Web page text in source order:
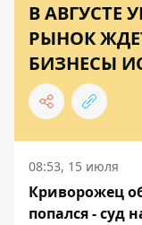
В АВГУСТЕ
РЫНОК
БИЗНЕСЫ
08:53, 15 июля
Криворожец
попался - суд